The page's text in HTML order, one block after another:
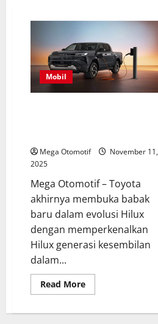
Mobil
Mega Otomotif
November 11,
2025
Mega Otomotif – Toyota
akhirnya membuka babak
baru dalam evolusi Hilux
dengan memperkenalkan
Hilux generasi kesembilan
dalam...
Read MoreRead
more
Hilux